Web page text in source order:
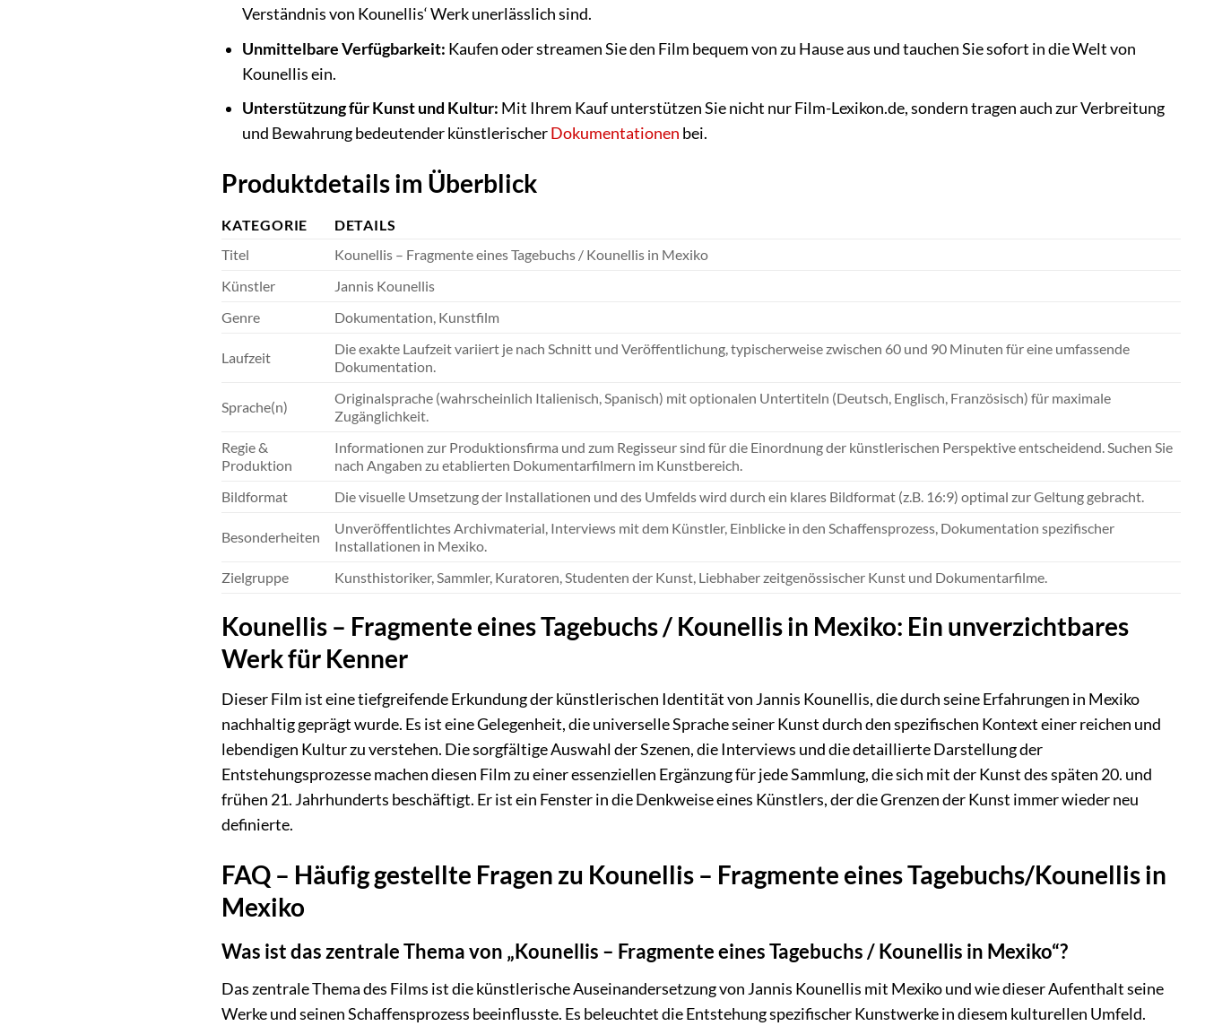
Verständnis von Kounellis‘ Werk unerlässlich sind.
Unmittelbare Verfügbarkeit: Kaufen oder streamen Sie den Film bequem von zu Hause aus und tauchen Sie sofort in die Welt von
Kounellis ein.
Unterstützung für Kunst und Kultur: Mit Ihrem Kauf unterstützen Sie nicht nur Film-Lexikon.de, sondern tragen auch zur Verbreitung
und Bewahrung bedeutender künstlerischerDokumentationen bei.
Produktdetails im Überblick
KATEGORIE
DETAILS
Titel
Kounellis – Fragmente eines Tagebuchs / Kounellis in Mexiko
Künstler
Jannis Kounellis
Genre
Dokumentation, Kunstfilm
Laufzeit
Die exakte Laufzeit variiert je nach Schnitt und Veröffentlichung, typischerweise zwischen 60 und 90 Minuten für eine umfassende
Dokumentation.
Sprache(n)
Originalsprache (wahrscheinlich Italienisch, Spanisch) mit optionalen Untertiteln (Deutsch, Englisch, Französisch) für maximale
Zugänglichkeit.
Regie &
Produktion
Informationen zur Produktionsfirma und zum Regisseur sind für die Einordnung der künstlerischen Perspektive entscheidend. Suchen Sie
nach Angaben zu etablierten Dokumentarfilmern im Kunstbereich.
Bildformat
Die visuelle Umsetzung der Installationen und des Umfelds wird durch ein klares Bildformat (z.B. 16:9) optimal zur Geltung gebracht.
Besonderheiten
Unveröffentlichtes Archivmaterial, Interviews mit dem Künstler, Einblicke in den Schaffensprozess, Dokumentation spezifischer
Installationen in Mexiko.
Zielgruppe
Kunsthistoriker, Sammler, Kuratoren, Studenten der Kunst, Liebhaber zeitgenössischer Kunst und Dokumentarfilme.
Kounellis – Fragmente eines Tagebuchs / Kounellis in Mexiko: Ein unverzichtbares
Werk für Kenner
Dieser Film ist eine tiefgreifende Erkundung der künstlerischen Identität von Jannis Kounellis, die durch seine Erfahrungen in Mexiko
nachhaltig geprägt wurde. Es ist eine Gelegenheit, die universelle Sprache seiner Kunst durch den spezifischen Kontext einer reichen und
lebendigen Kultur zu verstehen. Die sorgfältige Auswahl der Szenen, die Interviews und die detaillierte Darstellung der
Entstehungsprozesse machen diesen Film zu einer essenziellen Ergänzung für jede Sammlung, die sich mit der Kunst des späten 20. und
frühen 21. Jahrhunderts beschäftigt. Er ist ein Fenster in die Denkweise eines Künstlers, der die Grenzen der Kunst immer wieder neu
definierte.
FAQ – Häufig gestellte Fragen zu Kounellis – Fragmente eines Tagebuchs/Kounellis in
Mexiko
Was ist das zentrale Thema von „Kounellis – Fragmente eines Tagebuchs / Kounellis in Mexiko“?
Das zentrale Thema des Films ist die künstlerische Auseinandersetzung von Jannis Kounellis mit Mexiko und wie dieser Aufenthalt seine
Werke und seinen Schaffensprozess beeinflusste. Es beleuchtet die Entstehung spezifischer Kunstwerke in diesem kulturellen Umfeld.